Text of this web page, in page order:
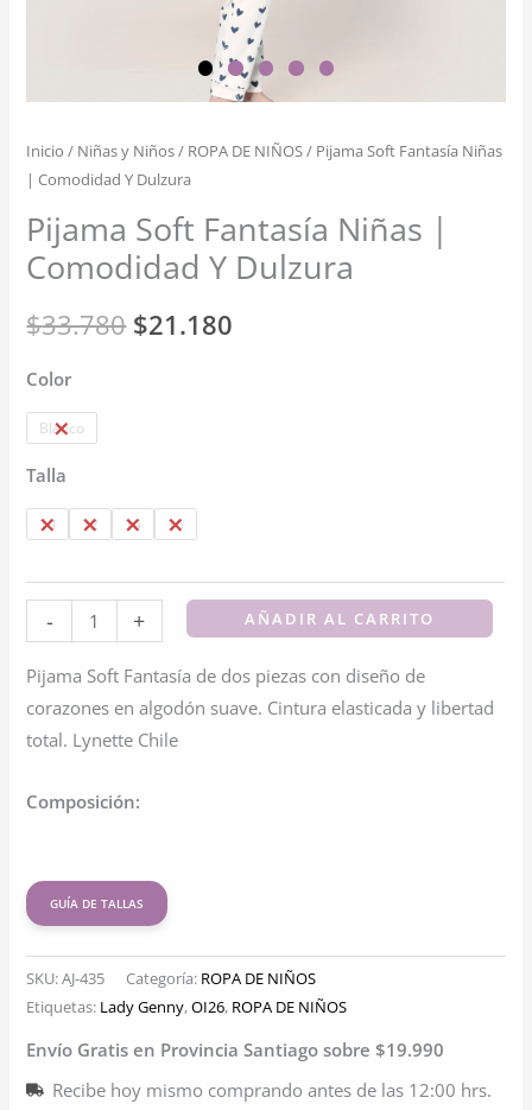
Inicio / Niñas y Niños/ ROPA DE NIÑOS/ Pijama Soft Fantasía Niñas
| Comodidad Y Dulzura
Pijama Soft Fantasía Niñas |
Comodidad Y Dulzura
$33.780 El
$33.780.
$21.180
Color
Blanco
Talla
10 12 14 16
-
Soft
Fantasía
Niñas
|
Y
+ AÑADIR AL CARRITO
Pijama Soft Fantasía de dos piezas con diseño de
corazones en algodón suave. Cintura elasticada y libertad
total. Lynette Chile
Composición:
GUÍA DE TALLAS
SKU:AJ-435 Categoría: ROPA DE NIÑOS
Etiquetas: Lady Genny,OI26, ROPA DE NIÑOS
Envío Gratis en Provincia Santiago sobre $19.990
Recibe hoy mismo comprando antes de las 12:00 hrs.